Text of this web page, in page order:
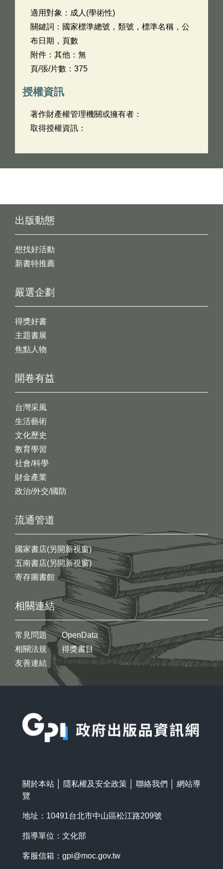
適用對象：成人(學術性)
關鍵詞：國家標準總號，類號，標準名稱，公
布日期，頁數
附件：其他：無
頁/張/片數：375
授權資訊
著作財產權管理機關或擁有者：
取得授權資訊：
出版動態
想找好活動
新書特推薦
開卷有益
台灣采風
生活藝術
文化歷史
教育學習
社會/科學
財金產業
政治/外交/國防
嚴選企劃
得獎好書
主題書展
焦點人物
流通管道
國家書店(另開新視窗)
五南書店(另開新視窗)
寄存圖書館
相關連結
常見問題
相關法規
友善連結
OpenData
得獎書目
關於本站 隱私權及安全政策 聯絡我們
網站導
覽
地址：10491台北市中山區松江路209號
指導單位：文化部
客服信箱： gpi@moc.gov.tw